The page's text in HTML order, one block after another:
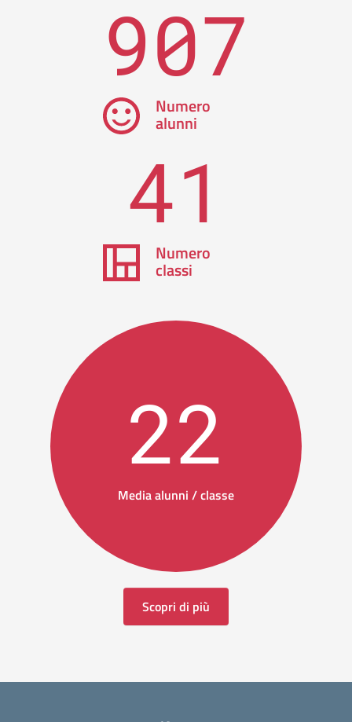
907
Numero
alunni
41
Numero
classi
22
Media alunni / classe
Scopri di più